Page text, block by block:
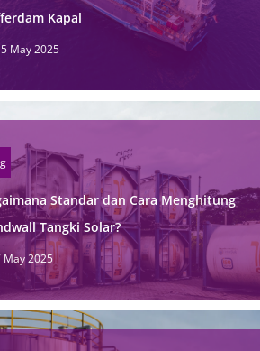
Kapal
May 2025
Standar dan Cara Menghitung
Tangki Solar?
May 2025